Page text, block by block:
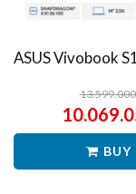
BUY